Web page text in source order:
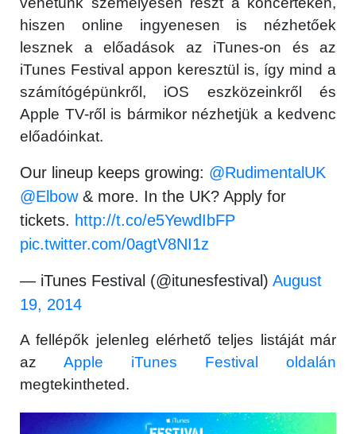
hiszen online ingyenesen is nézhetőek
lesznek a előadások az iTunes-on és az
iTunes Festival appon keresztül is, így mind a
számítógépünkről, iOS eszközeinkről és
Apple TV-ről is bármikor nézhetjük a kedvenc
előadóinkat.
Our lineup keeps growing: @RudimentalUK
@Elbow& more. In the UK? Apply for
tickets. http://t.co/e5YewdIbFP
pic.twitter.com/0agtV8NI1z
— iTunes Festival (@itunesfestival) August
19, 2014
A fellépők jelenleg elérhető teljes listáját már
az Apple iTunes Festival oldalán
megtekintheted.